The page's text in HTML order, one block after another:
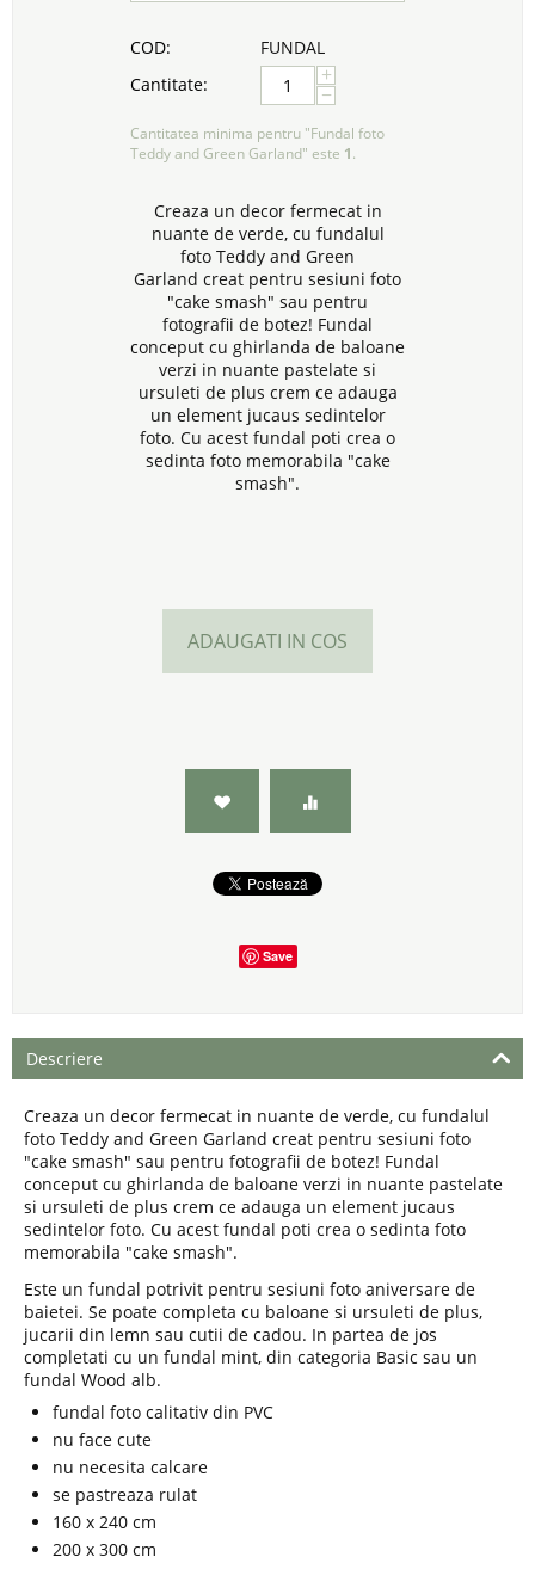
COD:
FUNDAL
Cantitate:
+
−
Cantitatea minima pentru "Fundal foto
Teddy and Green Garland" este 1.
Creaza un decor fermecat in
nuante de verde, cu fundalul
foto Teddy and Green
Garland creat pentru sesiuni foto
"cake smash" sau pentru
fotografii de botez! Fundal
conceput cu ghirlanda de baloane
verzi in nuante pastelate si
ursuleti de plus crem ce adauga
un element jucaus sedintelor
foto. Cu acest fundal poti crea o
sedinta foto memorabila "cake
smash".
ADAUGATI IN COS
Save
Descriere
Creaza un decor fermecat in nuante de verde, cu fundalul
foto Teddy and Green Garland creat pentru sesiuni foto
"cake smash" sau pentru fotografii de botez! Fundal
conceput cu ghirlanda de baloane verzi in nuante pastelate
si ursuleti de plus crem ce adauga un element jucaus
sedintelor foto. Cu acest fundal poti crea o sedinta foto
memorabila "cake smash".
Este un fundal potrivit pentru sesiuni foto aniversare de
baietei. Se poate completa cu baloane si ursuleti de plus,
jucarii din lemn sau cutii de cadou. In partea de jos
completati cu un fundal mint, din categoria Basic sau un
fundal Wood alb.
fundal foto calitativ din PVC
nu face cute
nu necesita calcare
se pastreaza rulat
160 x 240 cm
200 x 300 cm